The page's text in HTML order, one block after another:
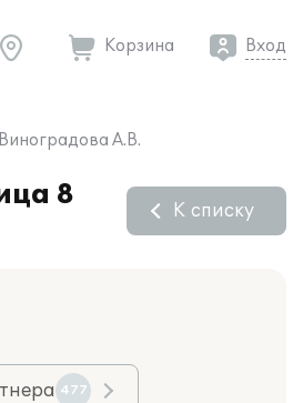
Корзина Вход
А.В.
8
К списку
477